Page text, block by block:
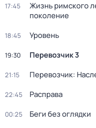
17:45
Жизнь римского
поколение
18:45 Уровень
19:30 Перевозчик 3
21:15 Перевозчик:
22:45 Расправа
00:25 Беги без оглядки